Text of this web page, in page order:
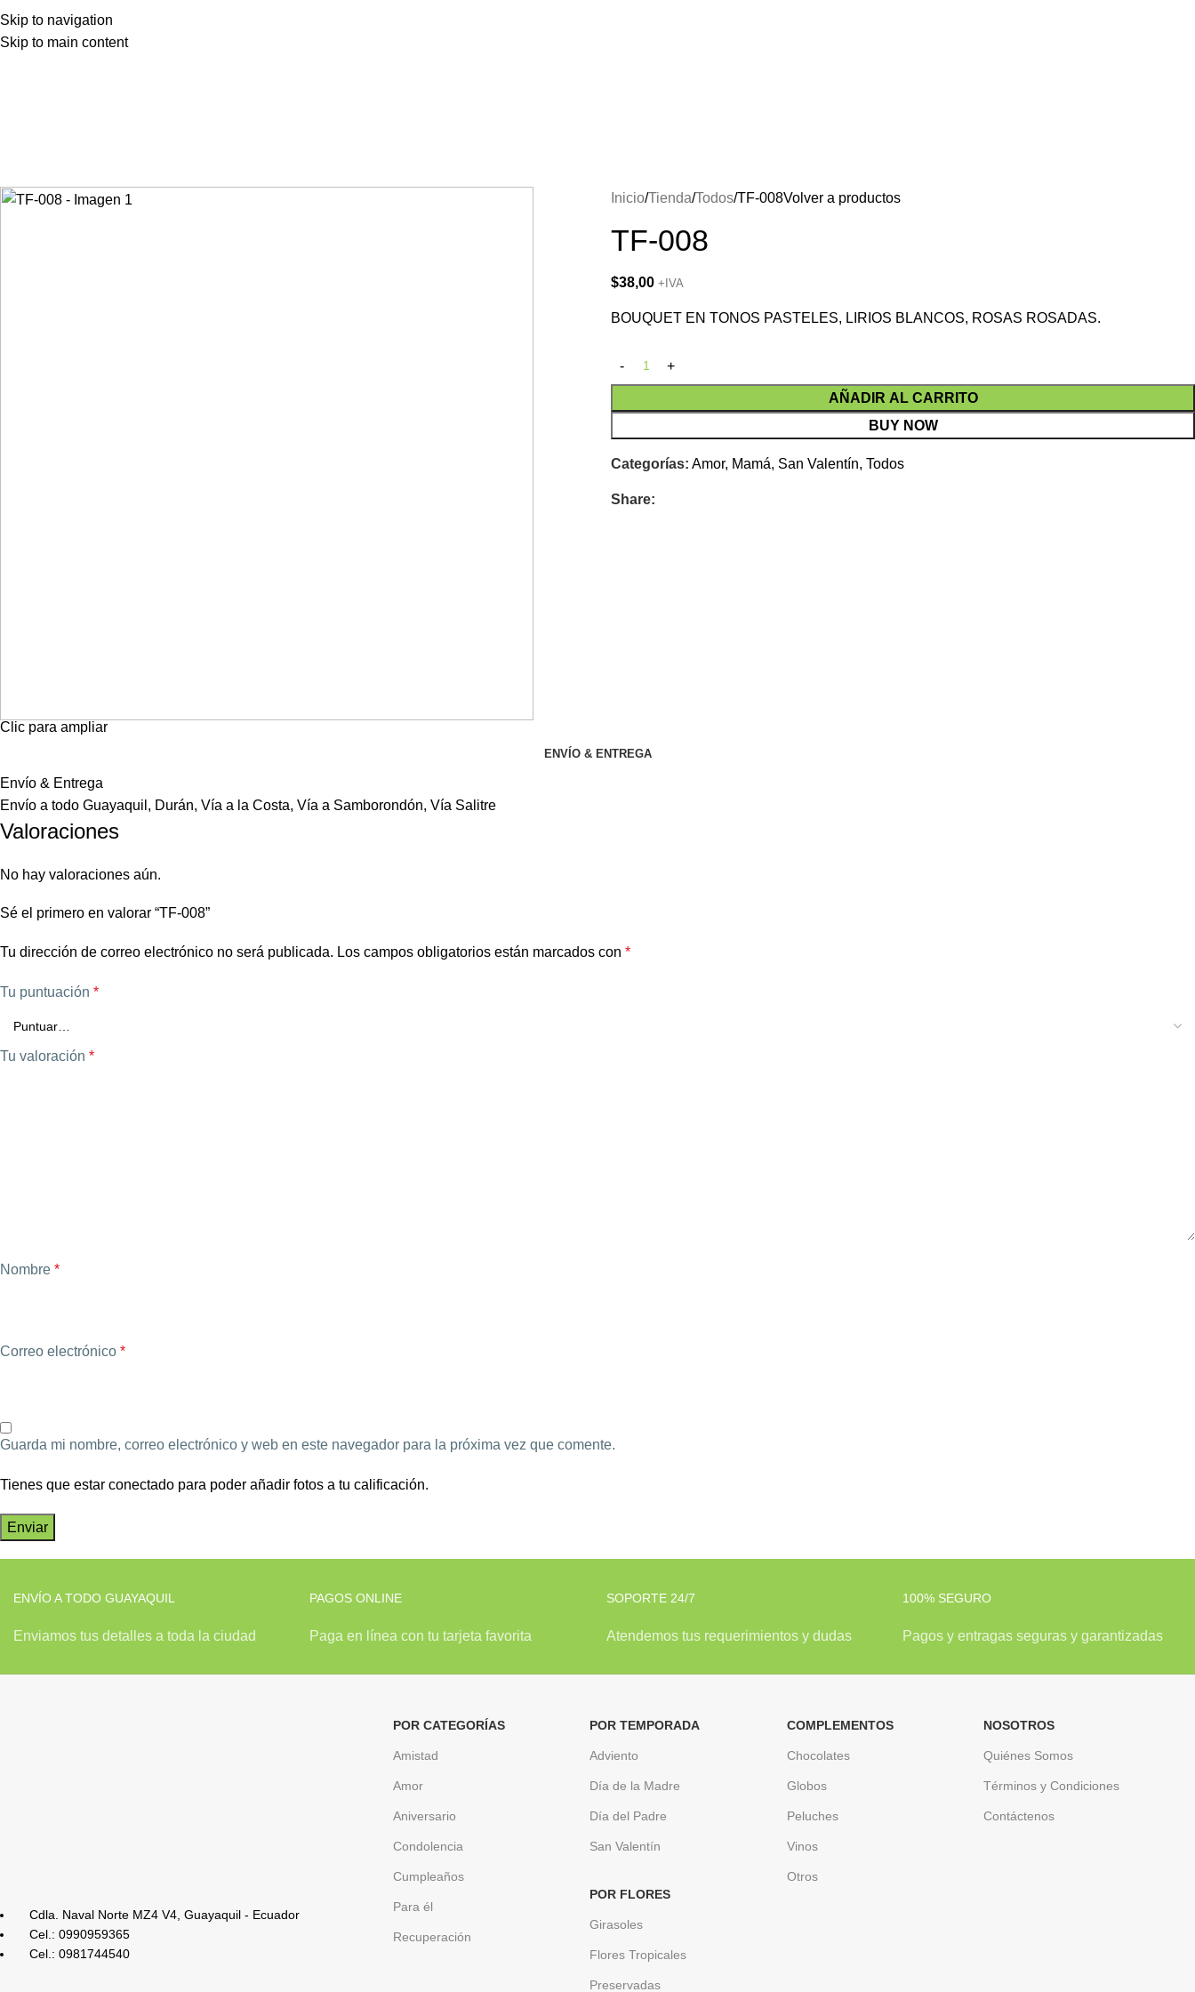
Skip to navigation
Skip to main content
Clic para ampliar
Inicio Tienda Todos TF-008Volver a productos
TF-008
$38,00 +IVA
BOUQUET EN TONOS PASTELES, LIRIOS BLANCOS, ROSAS ROSADAS.
AÑADIR AL CARRITO
BUY NOW
Categorías: Amor, Mamá, San Valentín, Todos
Share:
ENVÍO & ENTREGA
Envío & Entrega
Envío a todo Guayaquil, Durán, Vía a la Costa, Vía a Samborondón, Vía Salitre
Valoraciones
No hay valoraciones aún.
Sé el primero en valorar “TF-008”
Tu dirección de correo electrónico no será publicada. Los campos obligatorios están marcados con *
Tu puntuación *
Tu valoración *
Nombre *
Correo electrónico *
Guarda mi nombre, correo electrónico y web en este navegador para la próxima vez que comente.
Tienes que estar conectado para poder añadir fotos a tu calificación.
ENVÍO A TODO GUAYAQUIL
Enviamos tus detalles a toda la ciudad
PAGOS ONLINE
Paga en línea con tu tarjeta favorita
SOPORTE 24/7
Atendemos tus requerimientos y dudas
100% SEGURO
Pagos y entragas seguras y garantizadas
Cdla. Naval Norte MZ4 V4, Guayaquil - Ecuador
Cel.: 0990959365
Cel.: 0981744540
POR CATEGORÍAS
Amistad
Amor
Aniversario
Condolencia
Cumpleaños
Para él
Recuperación
POR TEMPORADA
Adviento
Día de la Madre
Día del Padre
San Valentín
POR FLORES
Girasoles
Flores Tropicales
Preservadas
COMPLEMENTOS
Chocolates
Globos
Peluches
Vinos
Otros
NOSOTROS
Quiénes Somos
Términos y Condiciones
Contáctenos